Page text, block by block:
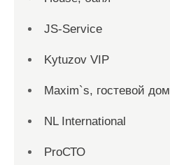
JS-Service
Kytuzov VIP
Maxim`s, гостевой дом
NL International
ProСТО